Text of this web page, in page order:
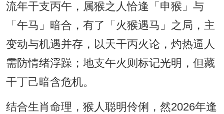
流年干支丙午，属猴之人恰逢「申猴」与
「午马」暗合，有了「火猴遇马」之局，主
变动与机遇并存，以天干丙火论，灼热逼人
需防情绪浮躁；地支午火则标记光明，但藏
干丁己暗含危机。
结合生肖命理，猴人聪明伶俐，然2026年逢